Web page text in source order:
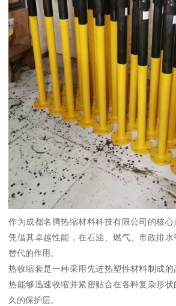
作为成都名腾热缩材料科技有限公司的核
凭借其卓越性能，在石油、燃气、市政排
替代的作用。
热收缩套是一种采用先进热塑性材料制成
热能够迅速收缩并紧密贴合在各种复杂形
久的保护层。